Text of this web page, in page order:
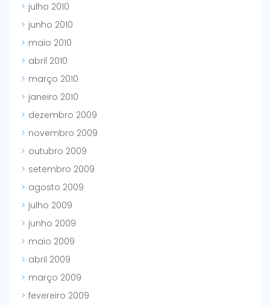
julho 2010
junho 2010
maio 2010
abril 2010
março 2010
janeiro 2010
dezembro 2009
novembro 2009
outubro 2009
setembro 2009
agosto 2009
julho 2009
junho 2009
maio 2009
abril 2009
março 2009
fevereiro 2009